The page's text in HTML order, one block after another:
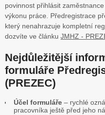
povinnost přihlásit
výkonu práce. Předregistrace
který nenahrazuje kompletní
dozvíte ve článku JMHZ -
Nejdůležitější
formuláře
(PREZEC)
Účel formuláře – rychlé
pracovníka ještě před jeho